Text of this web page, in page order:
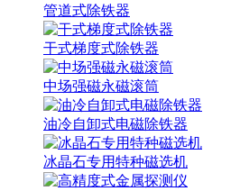
管道式除铁器
干式梯度式除铁器
中场强磁永磁滚筒
油冷自卸式电磁除铁器
冰晶石专用特种磁选机